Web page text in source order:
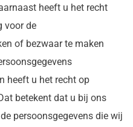
heeft u het recht
voor de
of bezwaar te maken
heeft u het recht op
betekent dat u bij ons
persoonsgegevens die wij